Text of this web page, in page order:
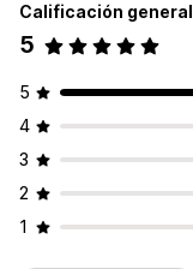
Calificación general
5
5
4
3
2
1